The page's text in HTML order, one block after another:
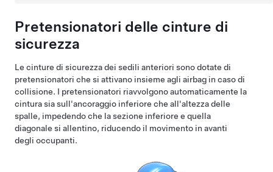
Pretensionatori delle cinture di
sicurezza
Le cinture di sicurezza dei sedili anteriori sono dotate di
pretensionatori che si attivano insieme agli airbag in caso di
collisione. I pretensionatori riavvolgono automaticamente la
cintura sia sull'ancoraggio inferiore che all'altezza delle
spalle, impedendo che la sezione inferiore e quella
diagonale si allentino, riducendo il movimento in avanti
degli occupanti.